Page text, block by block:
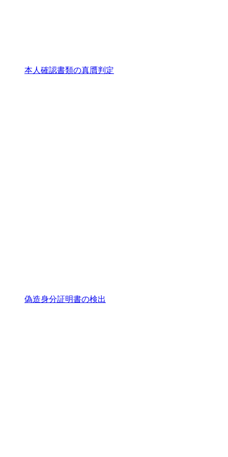
本人確認書類の真贋判定
偽造身分証明書の検出